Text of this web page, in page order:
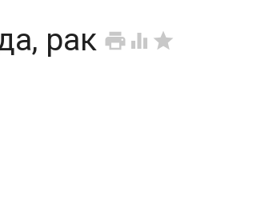
  
рак